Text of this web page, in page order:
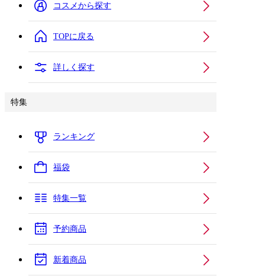
コスメから探す
TOPに戻る
詳しく探す
特集
ランキング
福袋
特集一覧
予約商品
新着商品